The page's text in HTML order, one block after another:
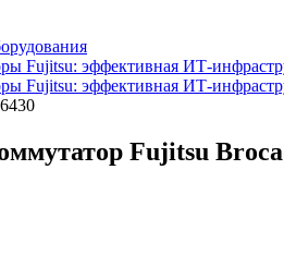
Fujitsu: эффективная ИТ-
Fujitsu: эффективная ИТ-
Fujitsu